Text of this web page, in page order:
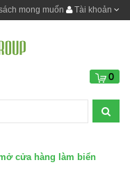
mong muốn Tài khoản
0
cửa hàng làm biển